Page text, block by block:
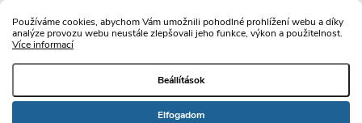
Používáme cookies, abychom Vám umožnili pohodlné prohlížení webu a díky
analýze provozu webu neustále zlepšovali jeho funkce, výkon a použitelnost.
Více informací
Beállítások
Elfogadom